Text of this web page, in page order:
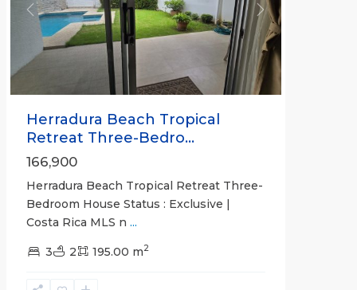
Previous Next
Herradura Beach Tropical
Retreat Three-Bedro...
166,900
Herradura Beach Tropical Retreat Three-
Bedroom House Status : Exclusive |
Costa Rica MLS n ...
3 2 195.00 m2